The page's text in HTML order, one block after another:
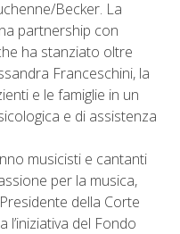
Becker. La
partnership con
ha stanziato oltre
Franceschini, la
e le famiglie in un
e di assistenza
musicisti e cantanti
per la musica,
della Corte
l’iniziativa del Fondo